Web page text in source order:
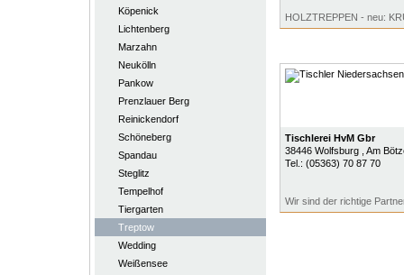
Köpenick
Lichtenberg
Marzahn
Neukölln
Pankow
Prenzlauer Berg
Reinickendorf
Schöneberg
Spandau
Steglitz
Tempelhof
Tiergarten
Treptow
Wedding
Weißensee
HOLZTREPPEN - neu:
Tischlerei HvM Gbr
38446 Wolfsburg
, Am
Tel.: (05363) 70 87 70
Wir sind der richtige